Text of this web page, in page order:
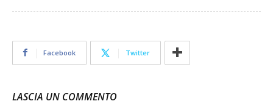
Facebook Twitter
LASCIA UN COMMENTO